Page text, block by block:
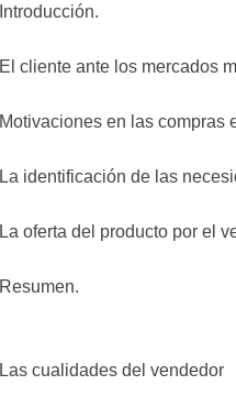
Introducción.
El cliente ante los mercados
Motivaciones en las compras
La identificación de las
La oferta del producto por el
Resumen.
Las cualidades del vendedor